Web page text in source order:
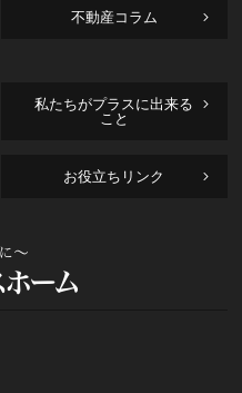
不動産コラム
私たちがプラスに出来る
こと
お役立ちリンク